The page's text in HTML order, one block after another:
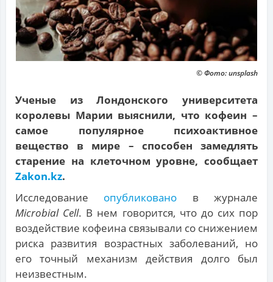
© Фото: unsplash
Ученые из Лондонского университета
королевы Марии выяснили, что кофеин –
самое популярное психоактивное
вещество в мире – способен замедлять
старение на клеточном уровне, сообщает
Zakon.kz.
Исследование опубликовано в журнале
Microbial Cell. В нем говорится, что до сих пор
воздействие кофеина связывали со снижением
риска развития возрастных заболеваний, но
его точный механизм действия долго был
неизвестным.